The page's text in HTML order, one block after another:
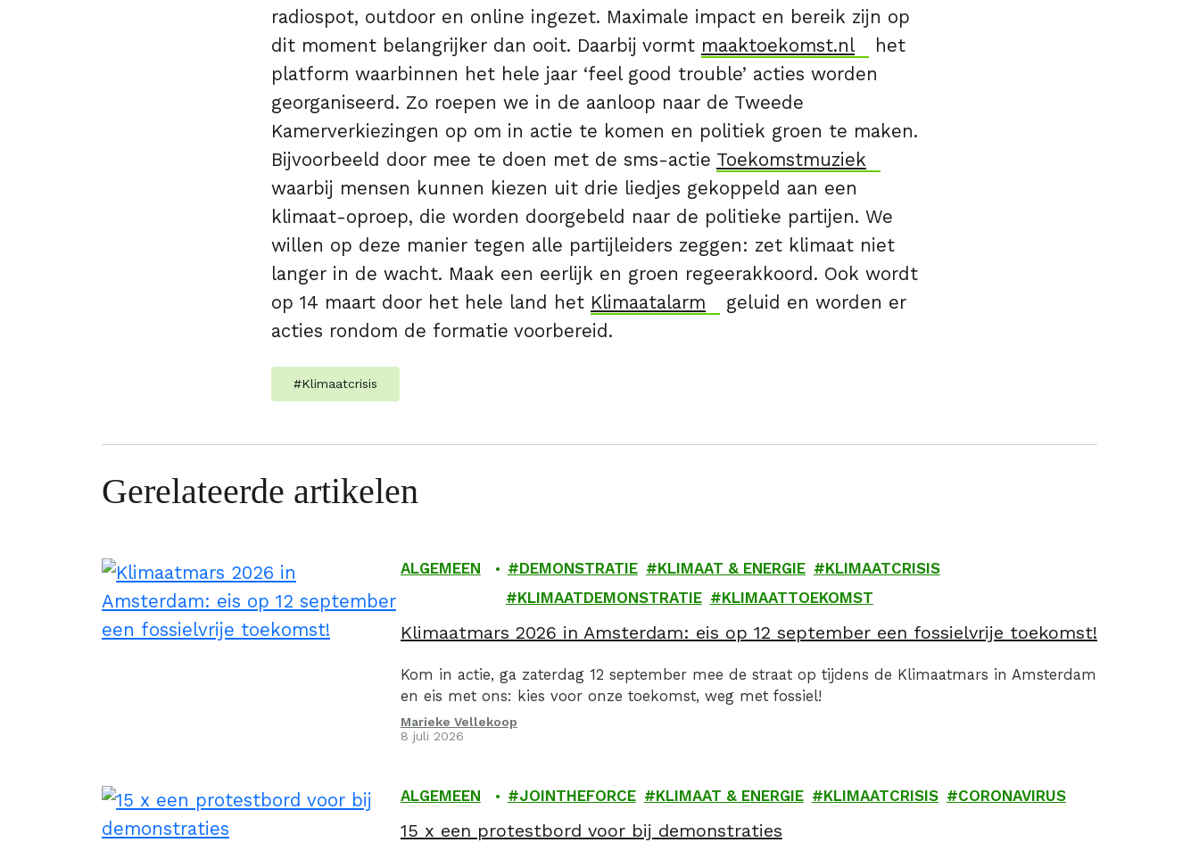
radiospot, outdoor en online ingezet. Maximale impact en bereik zijn op
dit moment belangrijker dan ooit. Daarbij vormt maaktoekomst.nl
het
platform waarbinnen het hele jaar ‘feel good trouble’ acties worden
georganiseerd. Zo roepen we in de aanloop naar de Tweede
Kamerverkiezingen op om in actie te komen en politiek groen te maken.
Bijvoorbeeld door mee te doen met de sms-actie Toekomstmuziek
waarbij mensen kunnen kiezen uit drie liedjes gekoppeld aan een
klimaat-oproep, die worden doorgebeld naar de politieke partijen. We
willen op deze manier tegen alle partijleiders zeggen: zet klimaat niet
langer in de wacht. Maak een eerlijk en groen regeerakkoord. Ook wordt
op 14 maart door het hele land het Klimaatalarm
geluid en worden er
acties rondom de formatie voorbereid.
#Klimaatcrisis
Gerelateerde artikelen
ALGEMEEN DEMONSTRATIE KLIMAAT & ENERGIE
KLIMAATCRISIS
KLIMAATDEMONSTRATIE
KLIMAATTOEKOMST
Klimaatmars 2026 in Amsterdam: eis op 12 september een fossielvrije toekomst!
Kom in actie, ga zaterdag 12 september mee de straat op tijdens de Klimaatmars in Amsterdam
en eis met ons: kies voor onze toekomst, weg met fossiel!
Marieke Vellekoop
8 juli 2026
ALGEMEEN JOINTHEFORCE KLIMAAT & ENERGIE KLIMAATCRISIS CORONAVIRUS
15 x een protestbord voor bij demonstraties